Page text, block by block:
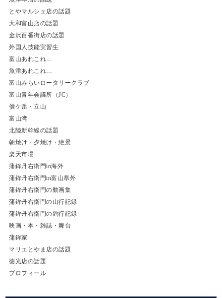
とやマルシェ店の話題
大和富山店の話題
金沢百番街店の話題
外国人技能実習生
富山あれこれ…
魚津あれこれ…
富山みらいロータリークラブ
富山青年会議所（JC）
僧ケ岳・立山
富山湾
北陸新幹線の話題
朝焼け・夕焼け・絶景
楽天市場
蒲鉾丹右衛門in海外
蒲鉾丹右衛門in富山県外
蒲鉾丹右衛門の動画集
蒲鉾丹右衛門の山行記録
蒲鉾丹右衛門の釣行記録
映画・本・雑誌・舞台
蒲鉾家
マリエとやま店の話題
徳光店の話題
プロフィール